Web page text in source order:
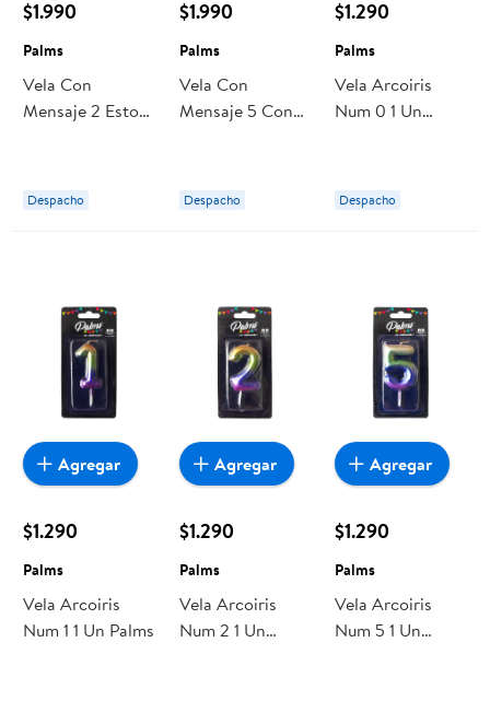
$1.990
Palms
Vela Con
Mensaje 2 Estoy
Despacho
$1.990
Palms
Vela Con
Mensaje 5 Con
Despacho
$1.290
Palms
Vela Arcoiris
Num 0 1 Un
Despacho
$1.290
Palms
Vela Arcoiris
Num 1 1 Un Palms
Agregar
$1.290
Palms
Vela Arcoiris
Num 2 1 Un
Agregar
$1.290
Palms
Vela Arcoiris
Num 5 1 Un
Agregar